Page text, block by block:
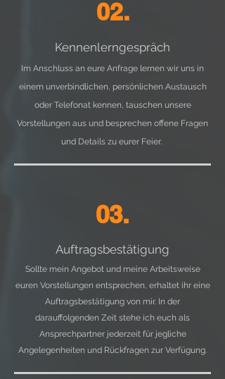
02.
Kennenlerngespräch
Im Anschluss an eure Anfrage lernen wir uns in
einem unverbindlichen, persönlichen Austausch
oder Telefonat kennen, tauschen unsere
Vorstellungen aus und besprechen offene Fragen
und Details zu eurer Feier.
03.
Auftragsbestätigung
Sollte mein Angebot und meine Arbeitsweise
euren Vorstellungen entsprechen, erhaltet ihr eine
Auftragsbestätigung von mir. In der
darauffolgenden Zeit stehe ich euch als
Ansprechpartner jederzeit für jegliche
Angelegenheiten und Rückfragen zur Verfügung.